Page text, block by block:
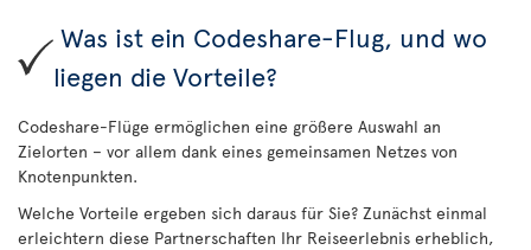
Was ist ein Codeshare-Flug, und wo
liegen die Vorteile?
Codeshare-Flüge ermöglichen eine größere Auswahl an
Zielorten – vor allem dank eines gemeinsamen Netzes von
Knotenpunkten.
Welche Vorteile ergeben sich daraus für Sie? Zunächst einmal
erleichtern diese Partnerschaften Ihr Reiseerlebnis erheblich,